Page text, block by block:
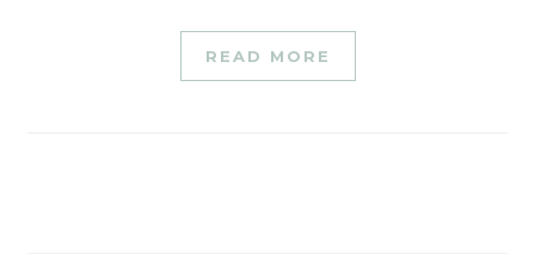
READ MORE